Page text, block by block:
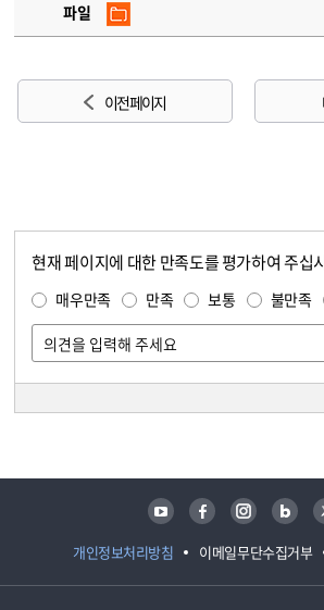
파일
이전 페이지
현재 페이지에 대한 만족도를 평가하여 주십
매우만족 만족 보통 불만족
개인정보처리방침 이메일무단수집거부
유튜브 페이스북 인스타그램 블로그